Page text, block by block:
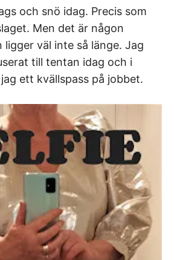
och snö idag. Precis som
Men det är någon
ligger väl inte så länge. Jag
till tentan idag och i
ett kvällspass på jobbet.